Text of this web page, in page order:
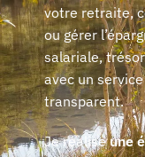
votre retraite,
ou gérer
salariale,
avec un
transparent.
Je réaliseune